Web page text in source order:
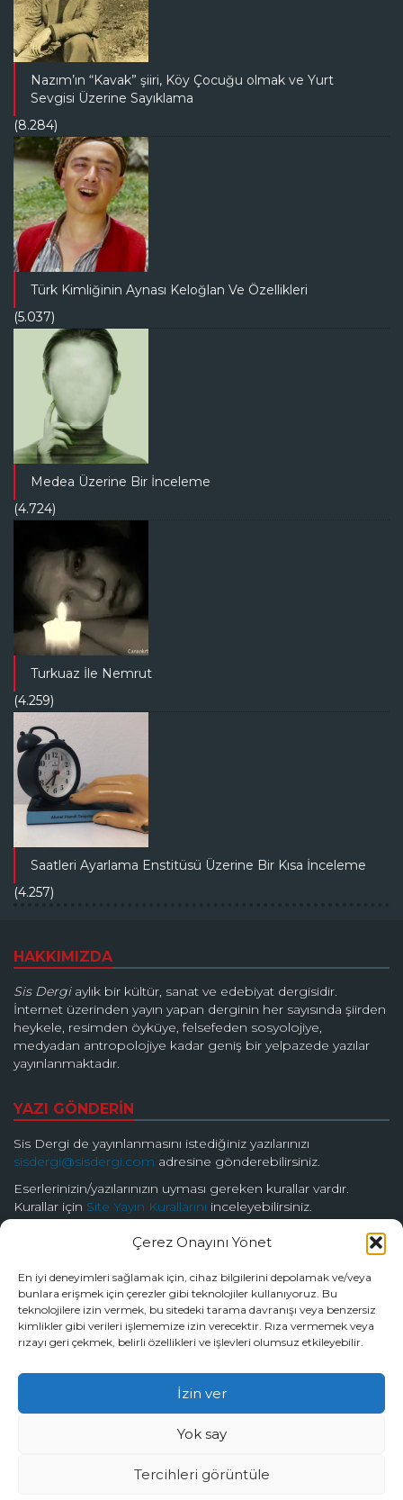
Çerez Onayını Yönet
En iyi deneyimleri sağlamak için, cihaz bilgilerini depolamak ve/veya
bunlara erişmek için çerezler gibi teknolojiler kullanıyoruz. Bu
teknolojilere izin vermek, bu sitedeki tarama davranışı veya benzersiz
kimlikler gibi verileri işlememize izin verecektir. Rıza vermemek veya
rızayı geri çekmek, belirli özellikleri ve işlevleri olumsuz etkileyebilir.
İzin ver
Yok say
Tercihleri görüntüle
Nazım’ın “Kavak” şiiri, Köy Çocuğu olmak ve Yurt
Sevgisi Üzerine Sayıklama
(8.284)
Türk Kimliğinin Aynası Keloğlan Ve Özellikleri
(5.037)
Medea Üzerine Bir İnceleme
(4.724)
Turkuaz İle Nemrut
(4.259)
Saatleri Ayarlama Enstitüsü Üzerine Bir Kısa İnceleme
(4.257)
HAKKIMIZDA
Sis Dergiaylık bir kültür, sanat ve edebiyat dergisidir.
İnternet üzerinden yayın yapan derginin her sayısında şiirden
heykele, resimden öyküye, felsefeden sosyolojiye,
medyadan antropolojiye kadar geniş bir yelpazede yazılar
yayınlanmaktadır.
YAZI GÖNDERİN
Sis Dergi de yayınlanmasını istediğiniz yazılarınızı
sisdergi@sisdergi.com adresine gönderebilirsiniz.
Eserlerinizin/yazılarınızın uyması gereken kurallar vardır.
Kurallar için Site Yayın Kurallarını inceleyebilirsiniz.
BİZİ TAKİP EDİN
© 2026 Sis Dergi | Ardında Güzellik Saklar
Tüm hakları Sis Dergi’ye aittir.